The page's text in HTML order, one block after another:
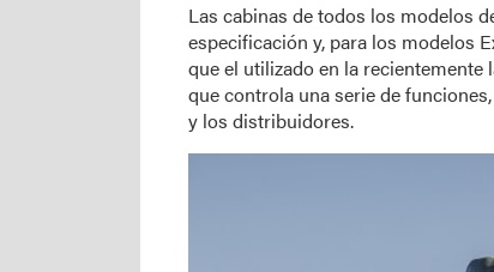
Las cabinas de todos los modelos
especificación y, para los modelos
que el utilizado en la recientemente
que controla una serie de
y los distribuidores.